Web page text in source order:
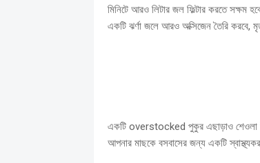
মিনিটে আরও লিটার জল ফিল্টার করতে সক্ষম
একটি ঝর্ণাজলে আরও অক্সিজেন তৈরি করবে,
একটি overstocked পুকুর এছাড়াও শেওলা
আপনার মাছকে বসবাসের জন্য একটি স্বাস্থ্যকর